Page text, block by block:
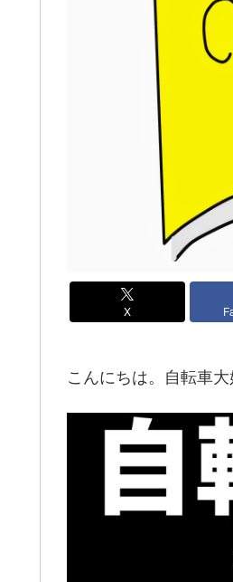
X
こんにちは。自転車大